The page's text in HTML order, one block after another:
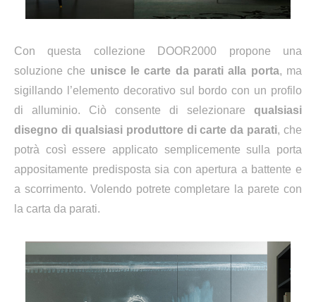
Con questa collezione DOOR2000 propone una
soluzione che unisce le carte da parati alla porta, ma
sigillando l’elemento decorativo sul bordo con un profilo
di alluminio. Ciò consente di selezionare qualsiasi
disegno di qualsiasi produttore di carte da parati, che
potrà così essere applicato semplicemente sulla porta
appositamente predisposta sia con apertura a battente e
a scorrimento. Volendo potrete completare la parete con
la carta da parati.